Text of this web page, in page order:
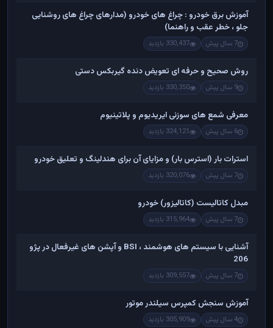
آموزش برق خودرو : چراغ های خودرو (مدارهای چراغ های روشنایی
جلو ، خطر عقب و راهنما)
7 سال پیش 330,437 بازدید
روش صحیح و حرفه ای تعویض دنده گیربکس دستی
9 سال پیش 330,350 بازدید
معرفی شمع های سوزنی ایریدیوم و پلاتینیوم
6 سال پیش 324,121 بازدید
استرات بار (استرس بار) و مزایای آن برای هندلینگ و تعلیق خودرو
7 سال پیش 320,076 بازدید
مبدل کاتالیست (کاتالیزور) خودرو
7 سال پیش 315,964 بازدید
آشنایی با سیستم های هوشمند ، BSI و آپشن های غیرفعال در پژو
206
7 سال پیش 309,557 بازدید
آموزش سنجش کمپرس سیلندر موتور
4 سال پیش 305,909 بازدید